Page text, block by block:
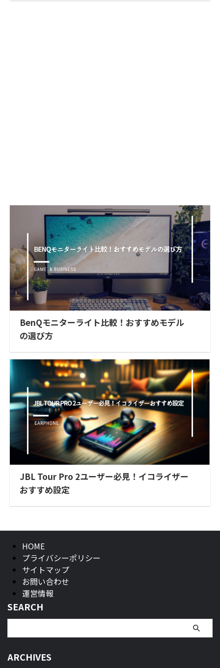
BenQモニターライト比較！おすすめモデル
の選び方
JBL Tour Pro 2ユーザー必見！イコライザー
おすすめ設定
HOME
プライバシーポリシー
サイトマップ
お問い合わせ
運営情報
SEARCH
ARCHIVES